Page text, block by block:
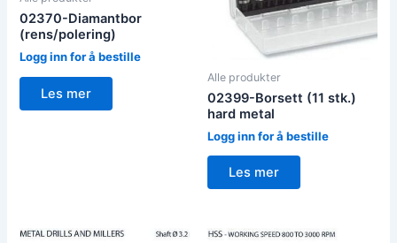
02370-Diamantbor
(rens/polering)
Logg inn for å bestille
Les mer
Alle produkter
02399-Borsett (11 stk.)
hard metal
Logg inn for å bestille
Les mer